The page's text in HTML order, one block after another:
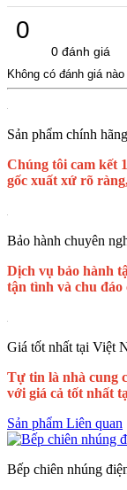
0
0 đánh giá
Không có đánh giá
Sản phẩm chính hãng
Chúng tôi cam kết
gốc xuất xứ rõ
Bảo hành chuyên
Dịch vụ bảo hành
tận tình và chu đáo
Giá tốt nhất tại Việt
Tự tin là nhà cung
với giá cả tốt nhất
Sản phẩm Liên quan
Bếp chiên nhúng